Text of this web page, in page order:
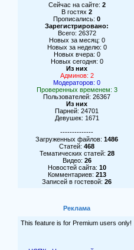
Сейчас на сайте: 2
В гостях 2
Прописались: 0
Зарегистрировано:
Всего: 26372
Новых за месяц: 0
Новых за неделю: 0
Новых вчера: 0
Новых сегодня: 0
Из них
Админов: 2
Модераторов: 0
Проверенных временем: 3
Пользователей: 26367
Из них
Парней: 24701
Девушек: 1671
--------------
Загруженных файлов: 1486
Статей: 468
Тематических статей: 28
Видео: 26
Новостей сайта: 10
Комментариев: 213
Записей в гостевой: 26
Реклама
This feature is for Premium users only!